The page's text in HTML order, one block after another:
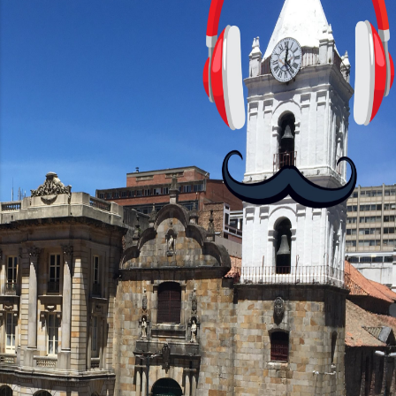
con personajes simpáticos y ayudas
visuales. ¿Será posible que una app que
antes nos enseñó francés, ahora nos
convierta en jugadores de ajedrez? Aún
no podrás jugar contra otros humanos
La aplicación Duolingo fue lanzada en
2012 y cuenta con más de 37 millones
de usuarios activos diarios. Desde 2022,
ha empeza...